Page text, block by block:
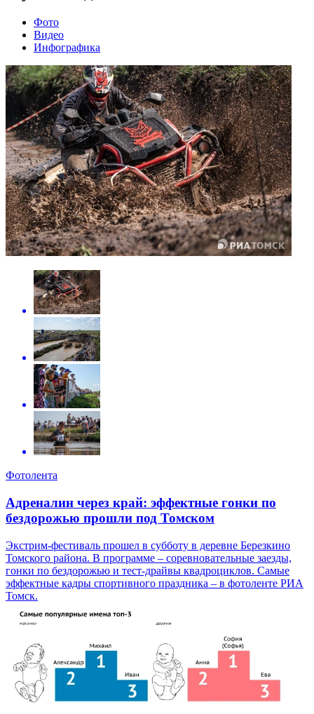
Фото
Видео
Инфографика
Фотолента
Адреналин через край: эффектные гонки по
бездорожью прошли под Томском
Экстрим-фестиваль прошел в субботу в деревне Березкино
Томского района. В программе – соревновательные заезды,
гонки по бездорожью и тест-драйвы квадроциклов. Самые
эффектные кадры спортивного праздника – в фотоленте РИА
Томск.